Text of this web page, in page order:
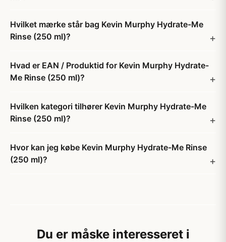
Hvilket mærke står bag Kevin Murphy Hydrate-Me
Rinse (250 ml)?
Hvad er EAN / Produktid for Kevin Murphy Hydrate-
Me Rinse (250 ml)?
Hvilken kategori tilhører Kevin Murphy Hydrate-Me
Rinse (250 ml)?
Hvor kan jeg købe Kevin Murphy Hydrate-Me Rinse
(250 ml)?
Du er måske interesseret i